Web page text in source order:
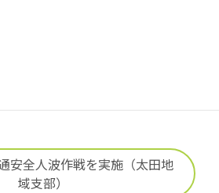
安全人波作戦を実施（太田地
域支部）